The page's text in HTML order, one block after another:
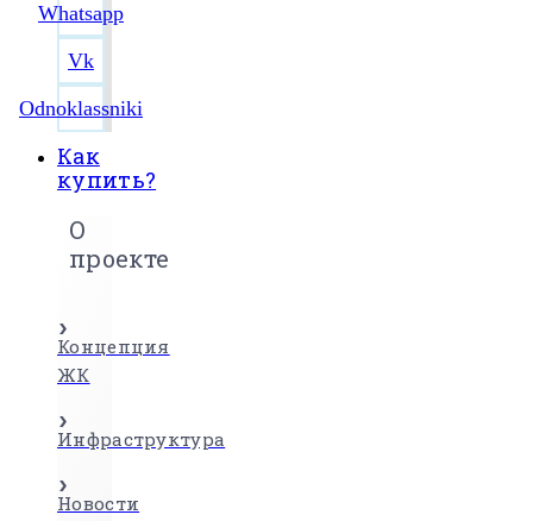
Whatsapp
Vk
Odnoklassniki
Как
купить?
О
проекте
Концепция
ЖК
Инфраструктура
Новости